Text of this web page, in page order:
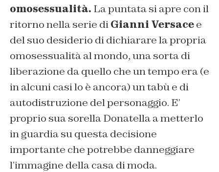
omosessualità. La puntata si apre con il
ritorno nella serie diGianni Versacee
del suo desiderio di dichiarare la propria
omosessualità al mondo, una sorta di
liberazione da quello che un tempo era (e
in alcuni casi lo è ancora) un tabù e di
autodistruzione del personaggio. E’
proprio sua sorella Donatella a metterlo
in guardia su questa decisione
importante che potrebbe danneggiare
l’immagine della casa di moda.